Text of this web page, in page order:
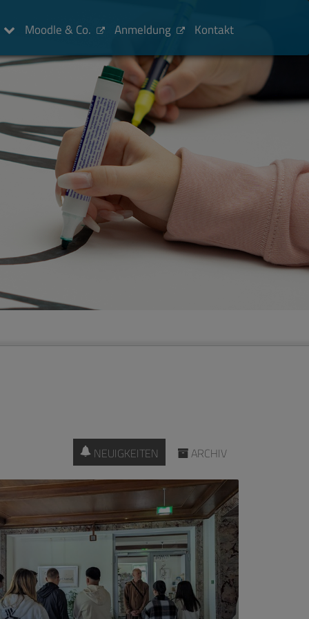
Moodle & Co. Anmeldung Kontakt
NEUIGKEITEN ARCHIV